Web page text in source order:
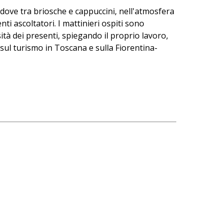
tra briosche e cappuccini, nell'atmosfera
ascoltatori. I mattinieri ospiti sono
dei presenti, spiegando il proprio lavoro,
turismo in Toscana e sulla Fiorentina-